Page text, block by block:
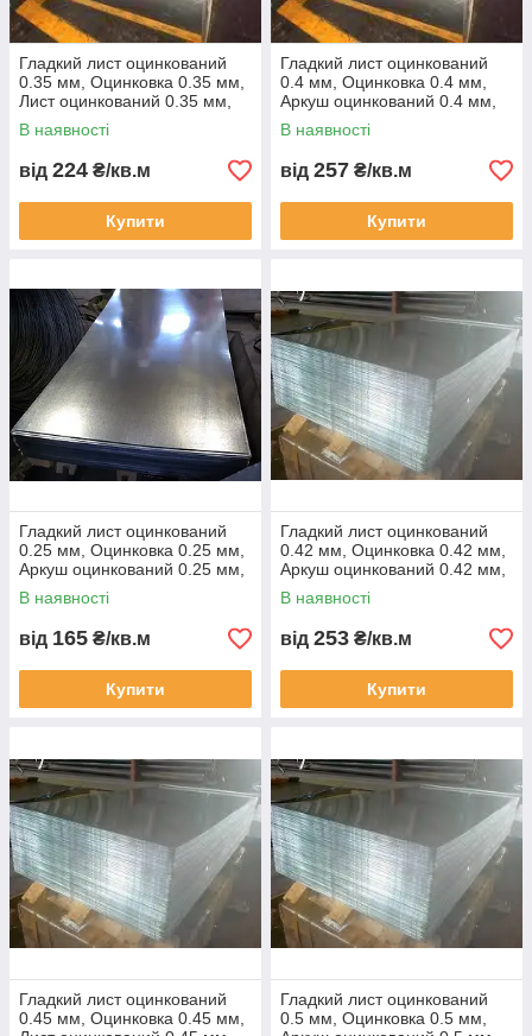
Гладкий лист оцинкований
0.35 мм, Оцинковка 0.35 мм,
Лист оцинкований 0.35 мм,
Жерсть оцинкована 0.35 мм,
В наявності
від 224 ₴/кв.м
Купити
Гладкий лист оцинкований
0.4 мм, Оцинковка 0.4 мм,
Аркуш оцинкований 0.4 мм,
Жина оцинкована 0.4 мм,
В наявності
від 257 ₴/кв.м
Купити
Гладкий лист оцинкований
0.25 мм, Оцинковка 0.25 мм,
Аркуш оцинкований 0.25 мм,
Жина оцинкована 0.25 мм,
В наявності
від 165 ₴/кв.м
Купити
Гладкий лист оцинкований
0.42 мм, Оцинковка 0.42 мм,
Аркуш оцинкований 0.42 мм,
Жіночий 0.42 мм,
В наявності
від 253 ₴/кв.м
Купити
Гладкий лист оцинкований
0.45 мм, Оцинковка 0.45 мм,
Гладкий лист оцинкований
0.5 мм, Оцинковка 0.5 мм,